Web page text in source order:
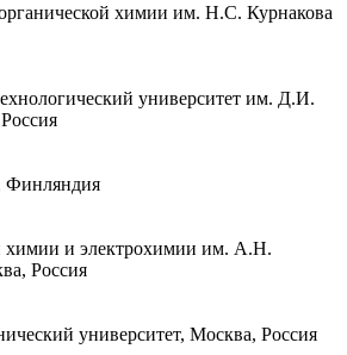
химии им. Н.С. Курнакова
университет им. Д.И.
Финляндия
химии и электрохимии им. А.Н.
Россия
университет, Москва, Россия